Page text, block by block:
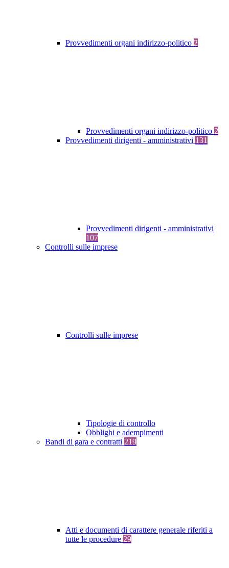
Provvedimenti organi indirizzo-politico 2
Provvedimenti organi indirizzo-politico 2
Provvedimenti dirigenti - amministrativi 131
Provvedimenti dirigenti - amministrativi
107
Controlli sulle imprese
Controlli sulle imprese
Tipologie di controllo
Obblighi e adempimenti
Bandi di gara e contratti 219
Atti e documenti di carattere generale riferiti a
tutte le procedure 29